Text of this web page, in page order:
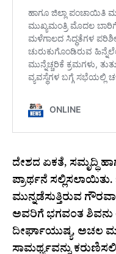
ದೇಶದ ಏಕತೆ, ಸಮೃದ್ಧಿ
ಪ್ರಾರ್ಥನೆ
ಮುನ್ನಡೆಸುತ್ತಿರುವ
ಅವರಿಗೆ ಭಗವಂತ
ದೀರ್ಘಾಯುಷ್ಯ, ಅಚಲ
ಸಾಮರ್ಥ್ಯವನ್ನು